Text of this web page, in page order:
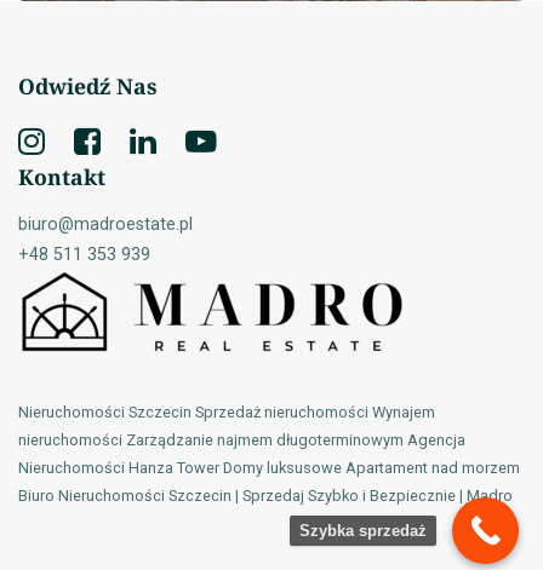
Odwiedź Nas
Kontakt
biuro@madroestate.pl
+48 511 353 939
Nieruchomości Szczecin Sprzedaż nieruchomości Wynajem
nieruchomości Zarządzanie najmem długoterminowym Agencja
Nieruchomości Hanza Tower Domy luksusowe Apartament nad morzem
Biuro Nieruchomości Szczecin | Sprzedaj Szybko i Bezpiecznie | Madro
Szybka sprzedaż